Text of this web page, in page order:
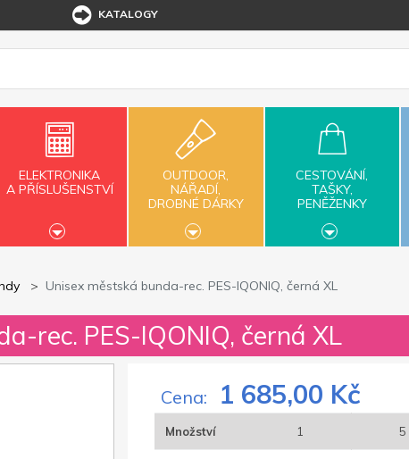
KATALOGY
ELEKTRONIKA
A PŘÍSLUŠENSTVÍ
OUTDOOR,
NÁŘADÍ,
DROBNÉ DÁRKY
CESTOVÁNÍ,
TAŠKY,
PENĚŽENKY
Unisex městská bunda-rec. PES-IQONIQ, černá XL
rec. PES-IQONIQ, černá XL
Cena: 1 685,00 Kč
Množství 1 5